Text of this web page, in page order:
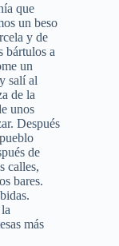
que
un beso
y de
bártulos a
un
salí al
de la
unos
Después
de
calles,
bares.
más